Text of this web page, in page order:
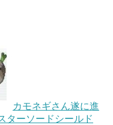
カモネギさん遂に進
ーソードシールド